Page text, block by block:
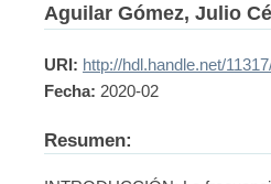
Aguilar Gómez, Julio
URI: http://hdl.handle.net/
Fecha: 2020-02
Resumen: